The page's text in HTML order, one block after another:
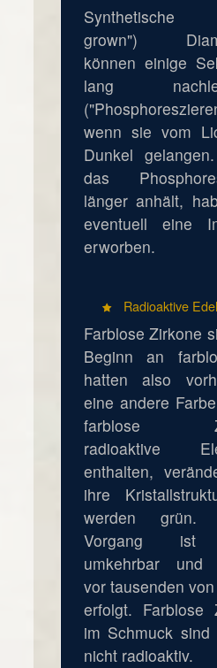
Synthetische
grown")
können einige
lang
wenn sie vom
Dunkel
das
länger anhält,
eventuell eine
erworben.
Radioaktive
Farblose Zirkone
Beginn an
hatten also
eine andere
farblose
radioaktive
enthalten,
ihre
werden grün.
Vorgang ist
umkehrbar und
vor tausenden
erfolgt. Farblose
im Schmuck sind
nicht radioaktiv.